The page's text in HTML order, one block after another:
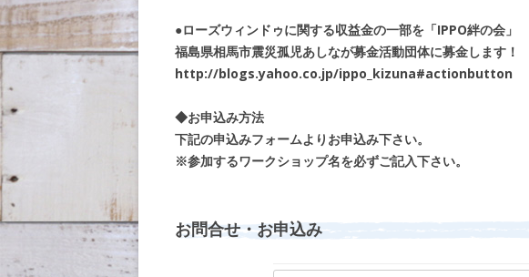
●ローズウィンドゥに関する収益金の一部を「IPPO絆の会」
福島県相馬市震災孤児あしなが募金活動団体に募金します！
http://blogs.yahoo.co.jp/ippo_kizuna#actionbutton
◆お申込み方法
下記の申込みフォームよりお申込み下さい。
※参加するワークショップ名を必ずご記入下さい。
お問合せ・お申込み